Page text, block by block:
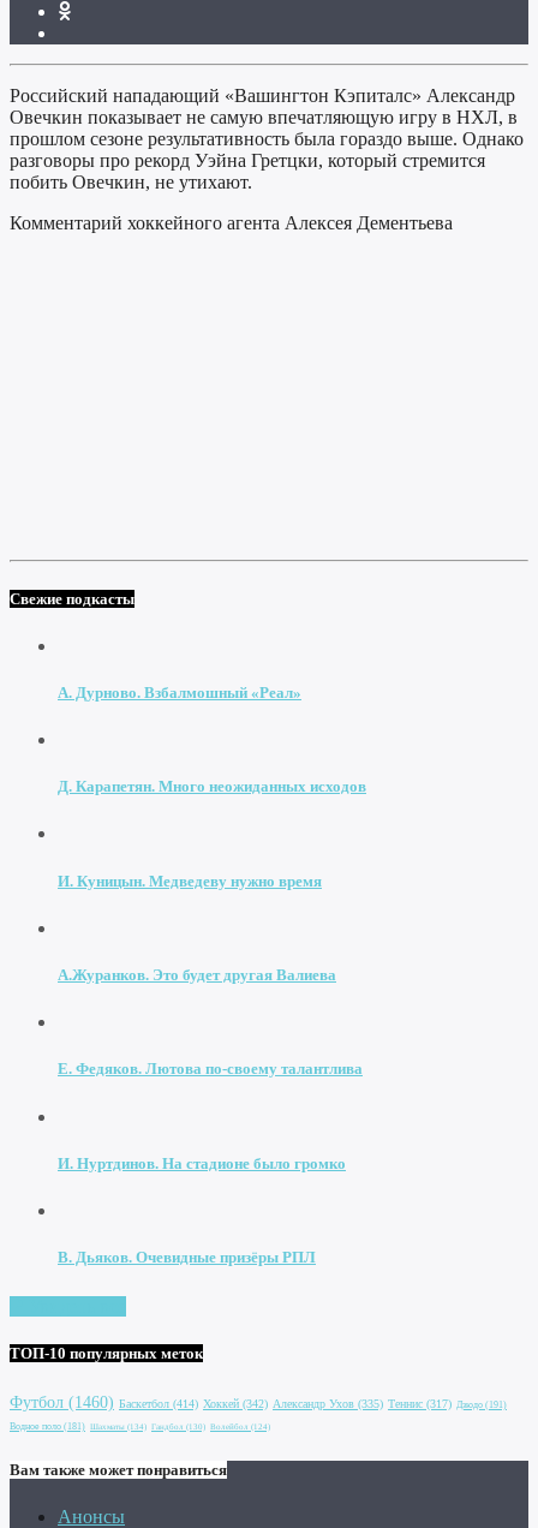
Российский нападающий «Вашингтон Кэпиталс» Александр
Овечкин показывает не самую впечатляющую игру в НХЛ, в
прошлом сезоне результативность была гораздо выше. Однако
разговоры про рекорд Уэйна Гретцки, который стремится
побить Овечкин, не утихают.
Комментарий хоккейного агента Алексея Дементьева
Свежие подкасты
А. Дурново. Взбалмошный «Реал»
Д. Карапетян. Много неожиданных исходов
И. Куницын. Медведеву нужно время
А.Журанков. Это будет другая Валиева
Е. Федяков. Лютова по-своему талантлива
И. Нуртдинов. На стадионе было громко
В. Дьяков. Очевидные призёры РПЛ
ТОП-10 популярных меток
Футбол (1460) Баскетбол (414) Хоккей (342) Александр Ухов (335) Теннис (317) Дзюдо (191)
Водное поло (181) Шахматы (134) Гандбол (130) Волейбол (124)
Вам также может понравиться
Анонсы